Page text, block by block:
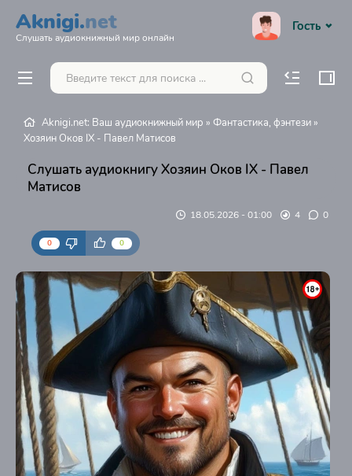
Aknigi.net
Слушать аудиокнижный мир онлайн
Гость
Aknigi.net: Ваш аудиокнижный мир » Фантастика, фэнтези »
Хозяин Оков IX - Павел Матисов
Слушать аудиокнигу Хозяин Оков IX - Павел
Матисов
18.05.2026 - 01:00 4 0
0 0